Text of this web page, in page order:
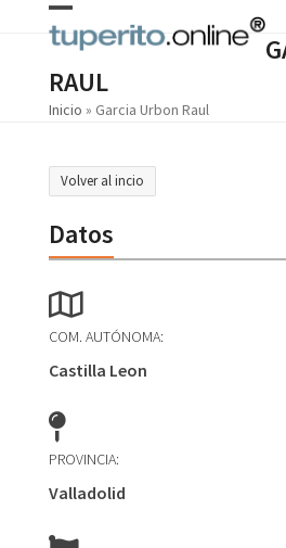
Open
mobile
menu
Close
mobile
menu
RAUL
Inicio » Garcia Urbon Raul
Volver al incio
Datos
COM. AUTÓNOMA:
Castilla Leon
PROVINCIA:
Valladolid